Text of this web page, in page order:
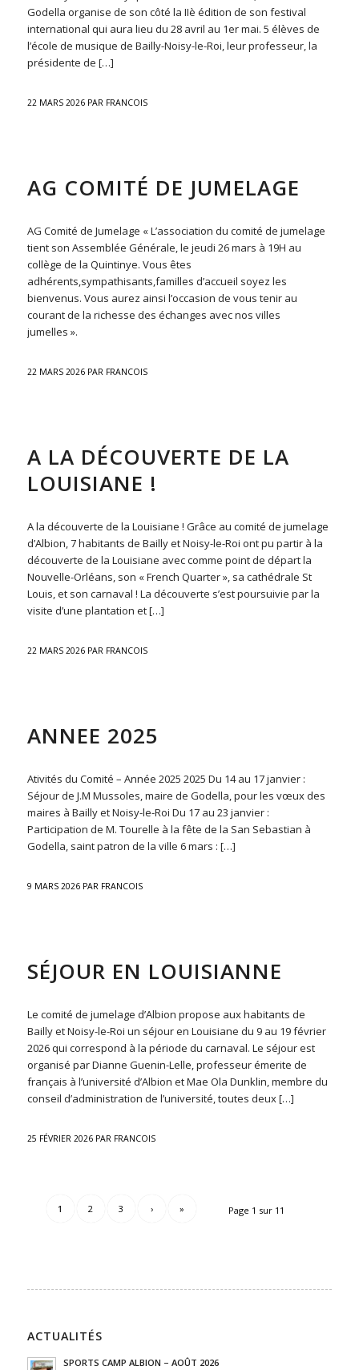
Godella organise de son côté la IIè édition de son festival
international qui aura lieu du 28 avril au 1er mai. 5 élèves de
l’école de musique de Bailly-Noisy-le-Roi, leur professeur, la
présidente de […]
22 MARS 2026 PAR FRANCOIS
AG COMITÉ DE JUMELAGE
AG Comité de Jumelage « L’association du comité de jumelage
tient son Assemblée Générale, le jeudi 26 mars à 19H au
collège de la Quintinye. Vous êtes
adhérents,sympathisants,familles d’accueil soyez les
bienvenus. Vous aurez ainsi l’occasion de vous tenir au
courant de la richesse des échanges avec nos villes
jumelles ».
22 MARS 2026 PAR FRANCOIS
A LA DÉCOUVERTE DE LA
LOUISIANE !
A la découverte de la Louisiane ! Grâce au comité de jumelage
d’Albion, 7 habitants de Bailly et Noisy-le-Roi ont pu partir à la
découverte de la Louisiane avec comme point de départ la
Nouvelle-Orléans, son « French Quarter », sa cathédrale St
Louis, et son carnaval ! La découverte s’est poursuivie par la
visite d’une plantation et […]
22 MARS 2026 PAR FRANCOIS
ANNEE 2025
Ativités du Comité – Année 2025 2025 Du 14 au 17 janvier :
Séjour de J.M Mussoles, maire de Godella, pour les vœux des
maires à Bailly et Noisy-le-Roi Du 17 au 23 janvier :
Participation de M. Tourelle à la fête de la San Sebastian à
Godella, saint patron de la ville 6 mars : […]
9 MARS 2026 PAR FRANCOIS
SÉJOUR EN LOUISIANNE
Le comité de jumelage d’Albion propose aux habitants de
Bailly et Noisy-le-Roi un séjour en Louisiane du 9 au 19 février
2026 qui correspond à la période du carnaval. Le séjour est
organisé par Dianne Guenin-Lelle, professeur émerite de
français à l’université d’Albion et Mae Ola Dunklin, membre du
conseil d’administration de l’université, toutes deux […]
25 FÉVRIER 2026 PAR FRANCOIS
Page 1 sur 11
1 2 3 › »
ACTUALITÉS
SPORTS CAMP ALBION – AOÛT 2026